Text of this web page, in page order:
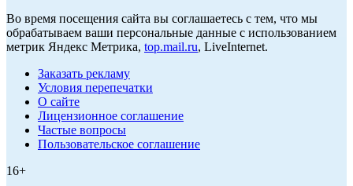
Во время посещения сайта вы соглашаетесь с тем, что мы
обрабатываем ваши персональные данные с использованием
метрик Яндекс Метрика, top.mail.ru, LiveInternet.
Заказать рекламу
Условия перепечатки
О сайте
Лицензионное соглашение
Частые вопросы
Пользовательское соглашение
16+